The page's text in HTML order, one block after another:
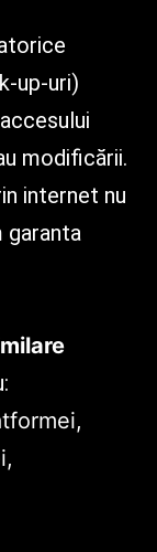
up-uri)
modificării.
internet nu
garanta